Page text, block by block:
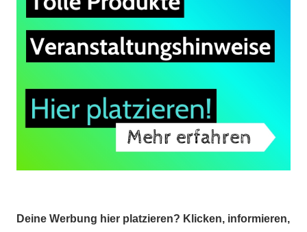
Deine Werbung hier platzieren? Klicken, informieren,